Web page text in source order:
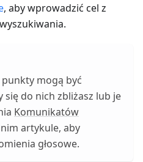
, aby wprowadzić cel z
mogą być
się do nich zbliżasz lub je
Komunikatów
artykule, aby
głosowe.